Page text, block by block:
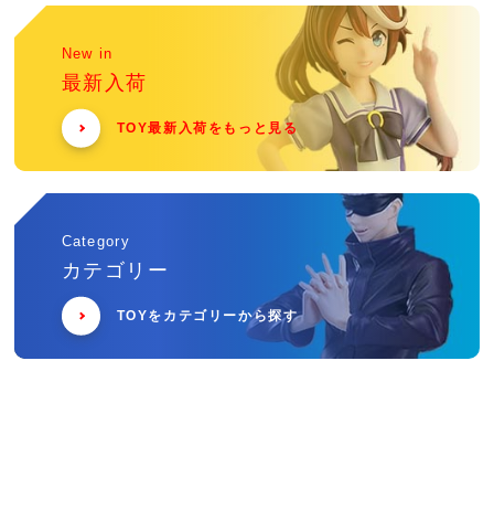
New in
最新入荷
TOY最新入荷をもっと見る
Category
カテゴリー
TOYをカテゴリーから探す